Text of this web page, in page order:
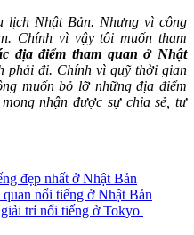
lịch Nhật Bản. Nhưng vì công
Chính vì vậy tôi muốn tham
địa điểm tham quan ở Nhật
phải đi. Chính vì quỹ thời gian
muốn bỏ lỡ những địa điểm
nhận được sự chia sẻ, tư
đẹp nhất ở Nhật Bản
nổi tiếng ở Nhật Bản
trí nổi tiếng ở Tokyo